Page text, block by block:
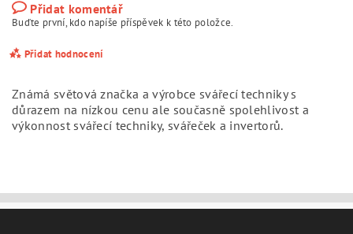
Přidat komentář
Buďte první, kdo napíše příspěvek k této položce.
Přidat hodnocení
Známá světová značka a výrobce svářecí techniky s
důrazem na nízkou cenu ale současně spolehlivost a
výkonnost svářecí techniky, svářeček a invertorů.